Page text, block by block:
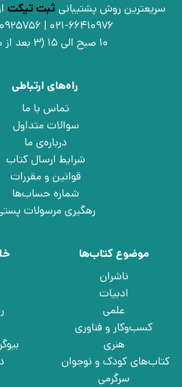
سریعترین روش پشتیبانی ثبت تیکت
021-66410976 | 09030925756
10 صبح الی 15 (3 بعد از ظهر)
راه‌های ارتباطی
تماس با ما
سوالات متداول
درباره‌ی ما
شرایط ارسال کتاب
قوانین و مقررات
شماره حساب‌ها
رهگیری مرسولات
موضوع کتاب‌ها
ناشران
ادبیات
علمی
کسب‌وکار و فناوری
هنری
کتاب‌های کودک و نوجوان
سرگرمی